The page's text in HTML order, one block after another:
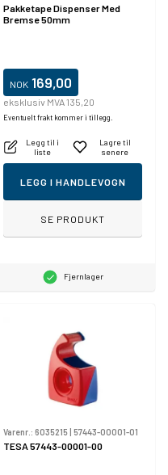
Pakketape Dispenser Med
Bremse 50mm
NOK 169,00
eksklusiv MVA 135,20
Eventuelt frakt kommer i tillegg.
Legg til i
liste
Lagre til
senere
LEGG I HANDLEVOGN
SE PRODUKT
Fjernlager
Varenr.: 6035215 57443-00001-01
TESA 57443-00001-00